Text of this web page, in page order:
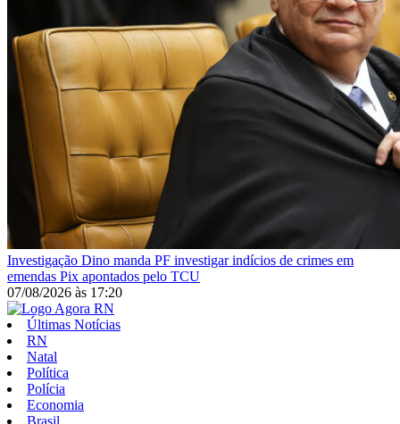
Investigação Dino manda PF investigar indícios de crimes em
emendas Pix apontados pelo TCU
07/08/2026 às 17:20
Últimas Notícias
RN
Natal
Política
Polícia
Economia
Brasil